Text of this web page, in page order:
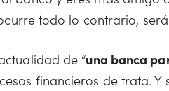
todo lo contrario,
de “una banca
financieros de trata.